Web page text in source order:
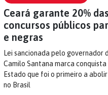
Ceará garante 20%
concursos públicos
e negras
Lei sancionada pelo governador
Camilo Santana marca
Estado que foi o primeiro a
no Brasil